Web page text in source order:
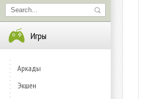
Игры
Аркады
Экшен